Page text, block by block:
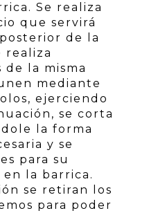
Se realiza
que servirá
de la
realiza
la misma
mediante
ejerciendo
se corta
la forma
y se
para su
la barrica.
se retiran los
para poder